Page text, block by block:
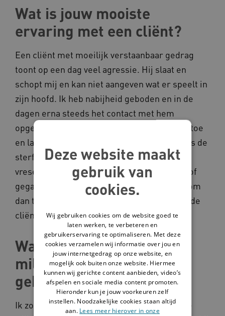
Wat is jouw mooiste
ervaring met een cliënt?
Een cliënt met moeilijk verstaanbaar gedrag
toont op een dag veel agressie. Hij slaat en
schopt mij en kan niet aangeven wat er speelt in
zijn hoofd. Ik heb nabijheid geboden en in de
dagen erna steeds het contact met hem
opgezocht. Hij komt met een boek naar mij toe
en laat zien dat het de dag dat hij zo boos was de
sterfdag van zijn moeder was. Hij mist haar
vreselijk. Die zondag samen naar het kerkhof
gegaan om het graf te bezoeken. Wat mooi om
dan te zien wat een rust en ontspanning dat de
cliënt geeft als hij zich gehoord voelt.
Wat zou je doen met 10
miljoen voor de
gehandicaptensector?
Ik zou met 10 miljoen een opleidingsmodule
Deze website maakt
gebruik van
cookies.
Wij gebruiken cookies om de website goed te
laten werken, te verbeteren en
gebruikerservaring te optimaliseren. Met deze
cookies verzamelen wij informatie over jou en
jouw internetgedrag op onze website, en
mogelijk ook buiten onze website. Hiermee
kunnen wij gerichte content aanbieden, video’s
afspelen en sociale media content promoten.
Hieronder kun je jouw voorkeuren zelf
instellen. Noodzakelijke cookies staan altijd
aan. Lees meer hierover in onze